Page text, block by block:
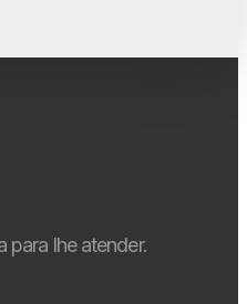
para lhe atender.